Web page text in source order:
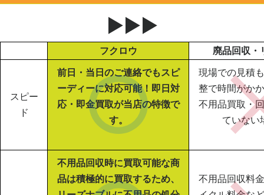
▶▶▶
フクロウ 廃品回収・
スピー
ド
前日・当日のご連絡でもスピ
ーディーに対応可能！即日対
応・即金買取が当店の特徴で
す。
現場での見積
整で時間がか
不用品買取・
ていない
不用品回収時に買取可能な商
品は積極的に買取するため、
不用品回収料